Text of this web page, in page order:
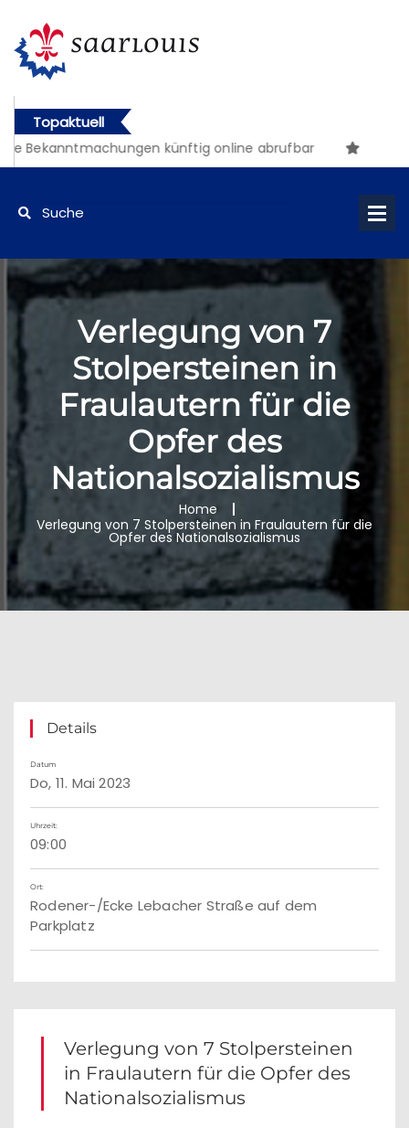
Topaktuell
Bekanntmachungen künftig online abrufbar
Verlegung von 7
Stolpersteinen in
Fraulautern für die
Opfer des
Nationalsozialismus
Home
Verlegung von 7 Stolpersteinen in Fraulautern für die
Opfer des Nationalsozialismus
Details
Datum
Do, 11. Mai 2023
Uhrzeit:
09:00
Ort:
Rodener-/Ecke Lebacher Straße auf dem
Parkplatz
Verlegung von 7 Stolpersteinen
in Fraulautern für die Opfer des
Nationalsozialismus